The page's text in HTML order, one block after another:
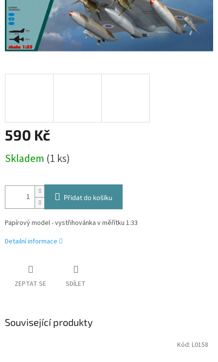
590 Kč
cena:
Skladem (1 ks)
Přidat do košíku
Papírový model - vystřihovánka v měřítku 1:33
Detailní informace
ZEPTAT SE SDÍLET
Související produkty
Kód: L0158